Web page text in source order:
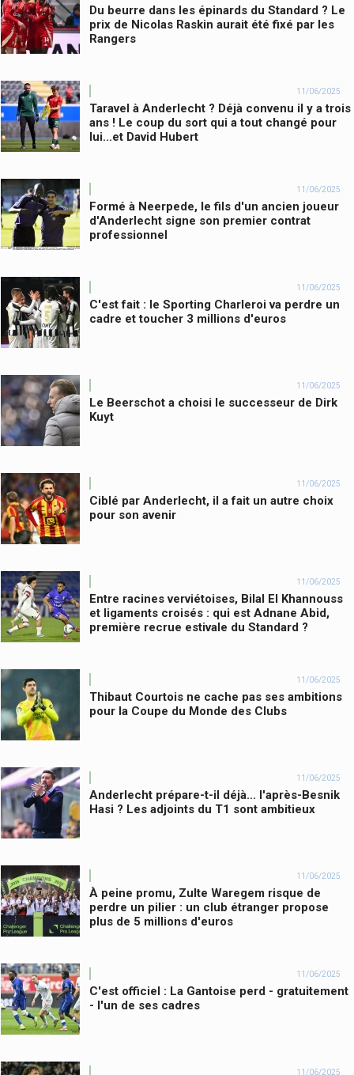
Du beurre dans les épinards du Standard ? Le
prix de Nicolas Raskin aurait été fixé par les
Rangers
11/06/2025
Taravel à Anderlecht ? Déjà convenu il y a trois
ans ! Le coup du sort qui a tout changé pour
lui...et David Hubert
11/06/2025
Formé à Neerpede, le fils d'un ancien joueur
d'Anderlecht signe son premier contrat
professionnel
11/06/2025
C'est fait : le Sporting Charleroi va perdre un
cadre et toucher 3 millions d'euros
11/06/2025
Le Beerschot a choisi le successeur de Dirk
Kuyt
11/06/2025
Ciblé par Anderlecht, il a fait un autre choix
pour son avenir
11/06/2025
Entre racines verviétoises, Bilal El Khannouss
et ligaments croisés : qui est Adnane Abid,
première recrue estivale du Standard ?
11/06/2025
Thibaut Courtois ne cache pas ses ambitions
pour la Coupe du Monde des Clubs
11/06/2025
Anderlecht prépare-t-il déjà... l'après-Besnik
Hasi ? Les adjoints du T1 sont ambitieux
11/06/2025
À peine promu, Zulte Waregem risque de
perdre un pilier : un club étranger propose
plus de 5 millions d'euros
11/06/2025
C'est officiel : La Gantoise perd - gratuitement
- l'un de ses cadres
11/06/2025